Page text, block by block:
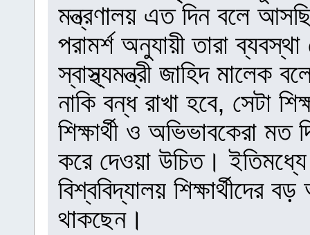
মন্ত্রণালয় এত দিন বলে
পরামর্শ অনুযায়ী তারা
স্বাস্থ্যমন্ত্রী জাহিদ মালেক
নাকি বন্ধ রাখা হবে, সেটা
শিক্ষার্থী ও অভিভাবকেরা মত
করে দেওয়া উচিত।
বিশ্ববিদ্যালয় শিক্ষার্থীদের
থাকছেন।